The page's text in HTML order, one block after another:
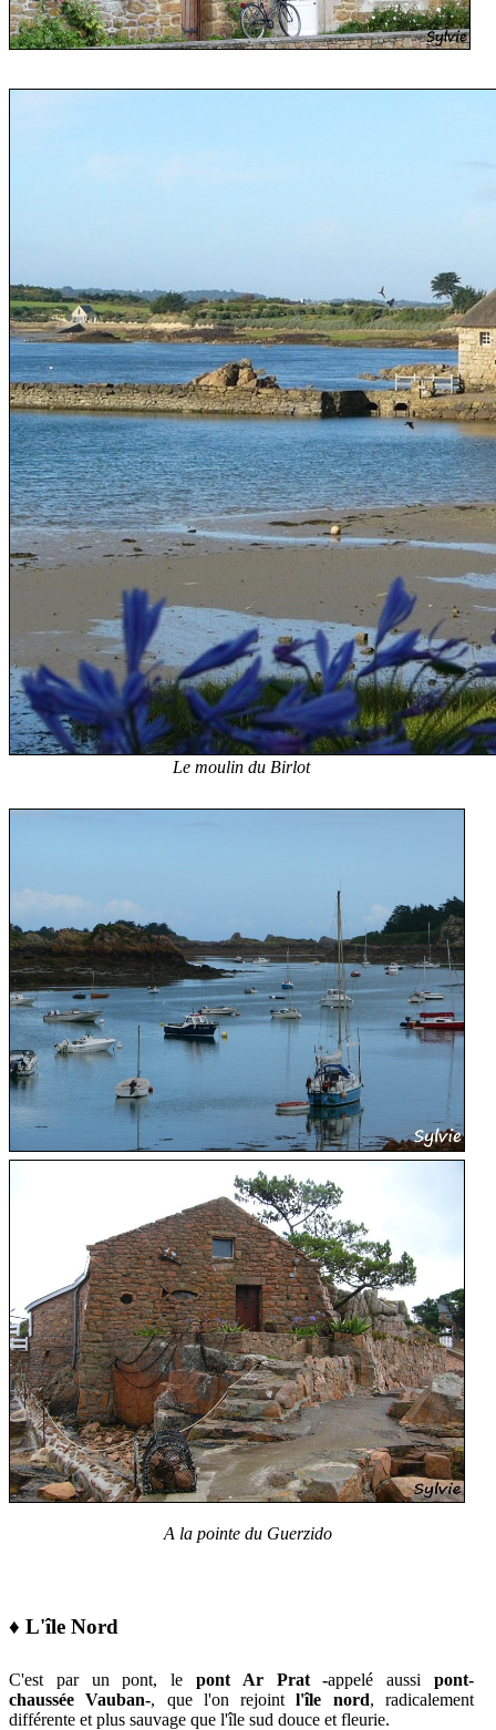
Le moulin du Birlot
A la pointe du Guerzido
♦ L'île Nord
C'est par un pont, le pont Ar Prat -appelé aussipont-
chausséeVauban-, que l'on rejointl'île nord, radicalement
différente et plus sauvage que l'île sud douce et fleurie.